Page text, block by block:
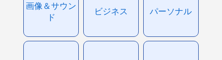
画像＆サウン
ド
ビジネス パーソナル